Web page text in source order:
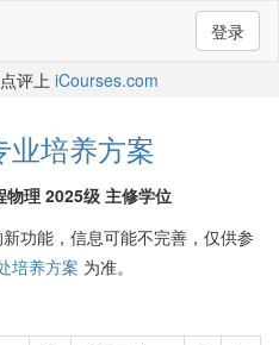
登录
评上 iCourses.com
业培养方案
物理 2025级 主修学位
功能，信息可能不完善，仅供参
培养方案 为准。